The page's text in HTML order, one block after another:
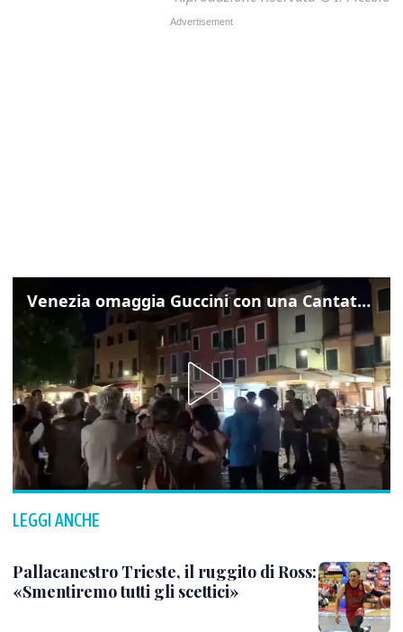
Venezia omaggia Guccini con una Cantata Anarchica in campo Santa Margherita
LEGGI ANCHE
Pallacanestro Trieste, il ruggito di Ross:
«Smentiremo tutti gli scettici»